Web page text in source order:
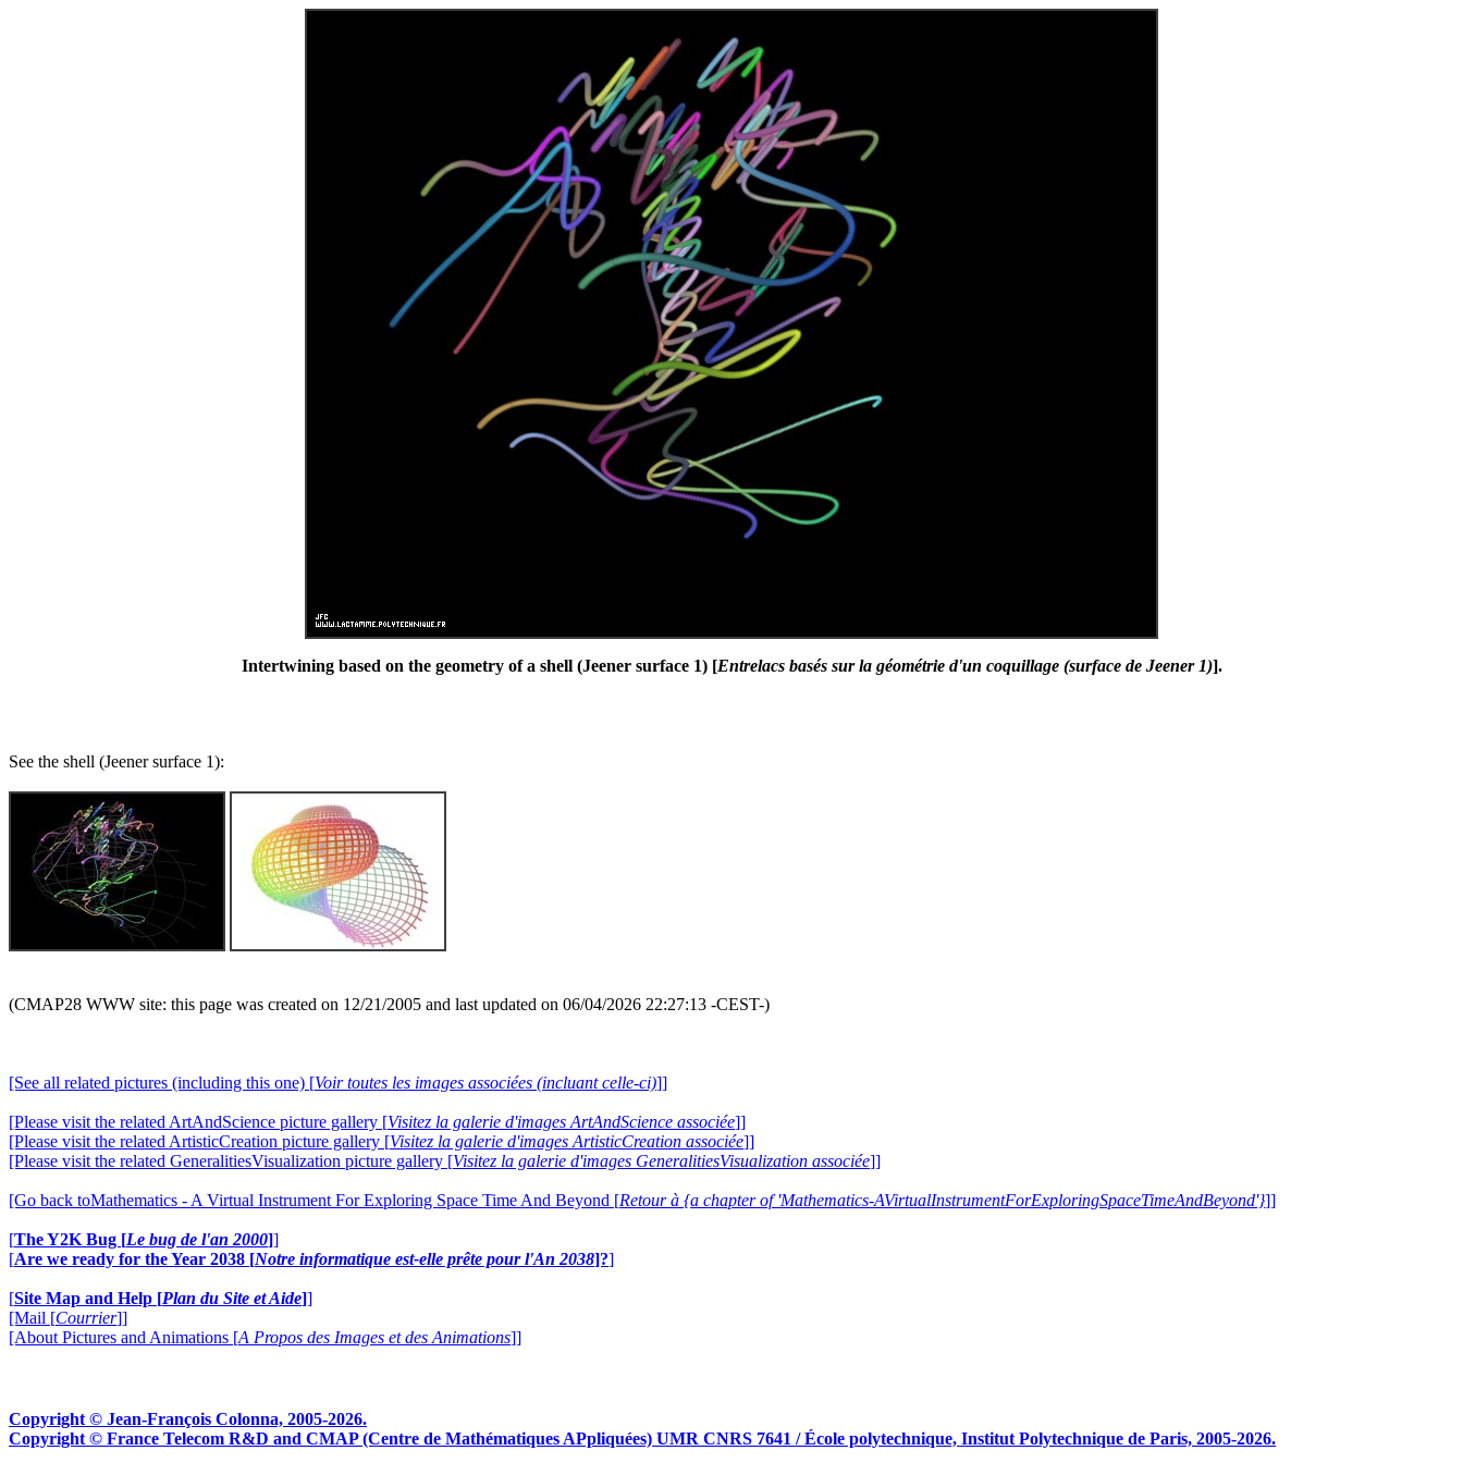
Intertwining based on the geometry of a shell (Jeener surface 1) [Entrelacs basés sur la géométrie d'un coquillage (surface de Jeener 1)].
See the shell (Jeener surface 1):
(CMAP28 WWW site: this page was created on 12/21/2005 and last updated on 06/04/2026 22:27:13 -CEST-)
[See all related pictures (including this one) [Voir toutes les images associées (incluant celle-ci)]]
[Please visit the related ArtAndScience picture gallery [Visitez la galerie d'images ArtAndScience associée]]
[Please visit the related ArtisticCreation picture gallery [Visitez la galerie d'images ArtisticCreation associée]]
[Please visit the related GeneralitiesVisualization picture gallery [Visitez la galerie d'images GeneralitiesVisualization associée]]
[Go back toMathematics - A Virtual Instrument For Exploring Space Time And Beyond [Retour à {a chapter of 'Mathematics-AVirtualInstrumentForExploringSpaceTimeAndBeyond'}]]
[The Y2K Bug [Le bug de l'an 2000]]
[Are we ready for the Year 2038 [Notre informatique est-elle prête pour l'An 2038]?]
[Site Map and Help [Plan du Site et Aide]]
[Mail [Courrier]]
[About Pictures and Animations [A Propos des Images et des Animations]]
Copyright © Jean-François Colonna, 2005-2026.
Copyright © France Telecom R&D and CMAP (Centre de Mathématiques APpliquées) UMR CNRS 7641 / École polytechnique, Institut Polytechnique de Paris, 2005-2026.